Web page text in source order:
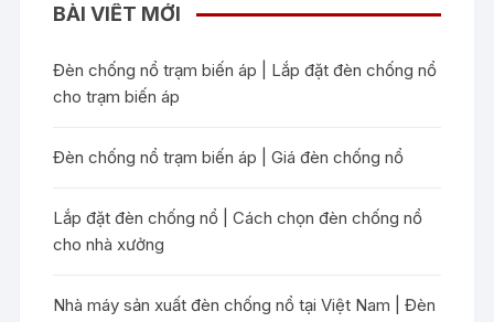
BÀI VIẾT MỚI
Đèn chống nổ trạm biến áp | Lắp đặt đèn chống nổ
cho trạm biến áp
Đèn chống nổ trạm biến áp | Giá đèn chống nổ
Lắp đặt đèn chống nổ | Cách chọn đèn chống nổ
cho nhà xưởng
Nhà máy sản xuất đèn chống nổ tại Việt Nam | Đèn